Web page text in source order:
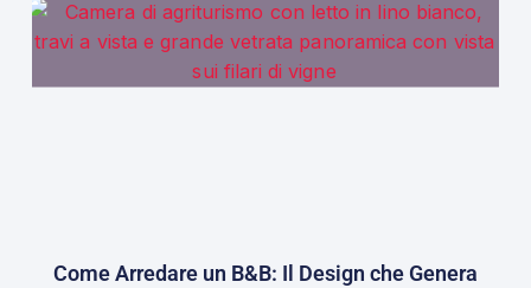
Come Arredare un B&B: Il Design che Genera